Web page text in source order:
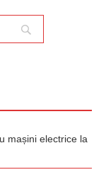
mașini electrice la